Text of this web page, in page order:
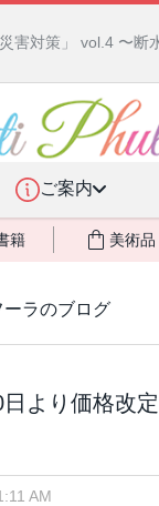
害対策」 vol.4 〜断
ご案内
籍 美術品
日より価格改
AM